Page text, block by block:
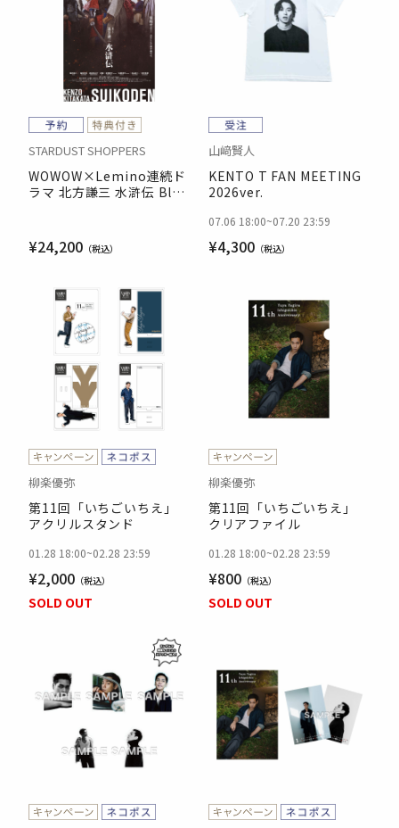
STARDUST SHOPPERS
WOWOW×Lemino連続ド
ラマ 北方謙三 水滸伝 Blu-
¥24,200
山﨑賢人
KENTO T FAN MEETING
2026ver.
07.06 18:00~07.20 23:59
¥4,300
SOLD OUT
柳楽優弥
第11回「いちごいちえ」
アクリルスタンド
01.28 18:00~02.28 23:59
¥2,000
SOLD OUT
柳楽優弥
第11回「いちごいちえ」
クリアファイル
01.28 18:00~02.28 23:59
¥800